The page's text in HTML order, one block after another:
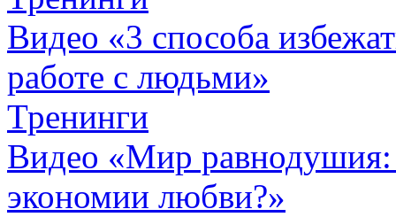
Видео «3 способа
работе с людьми»
Тренинги
Видео «Мир равнодушия:
экономии любви?»